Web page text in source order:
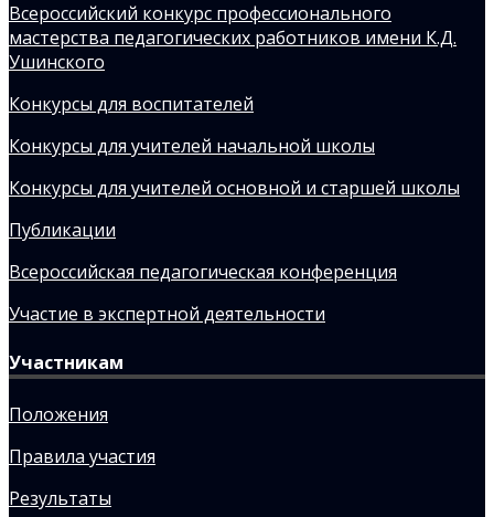
Всероссийский конкурс профессионального
мастерства педагогических работников имени К.Д.
Ушинского
Конкурсы для воспитателей
Конкурсы для учителей начальной школы
Конкурсы для учителей основной и старшей школы
Публикации
Всероссийская педагогическая конференция
Участие в экспертной деятельности
Участникам
Положения
Правила участия
Результаты